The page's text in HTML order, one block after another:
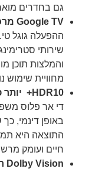
גם בחדרים
Google TV מרכז הבידור של הבית
ההפעלה גוגל
שירותי
והמלצות תוכן
מחוויית
HDR10+ יותר פרטים בכל סצנה
די אר פלוס
באופן דינמי,
התוצאה היא
חיים ועומק
Dolby Vision חוויית צפייה קולנועית